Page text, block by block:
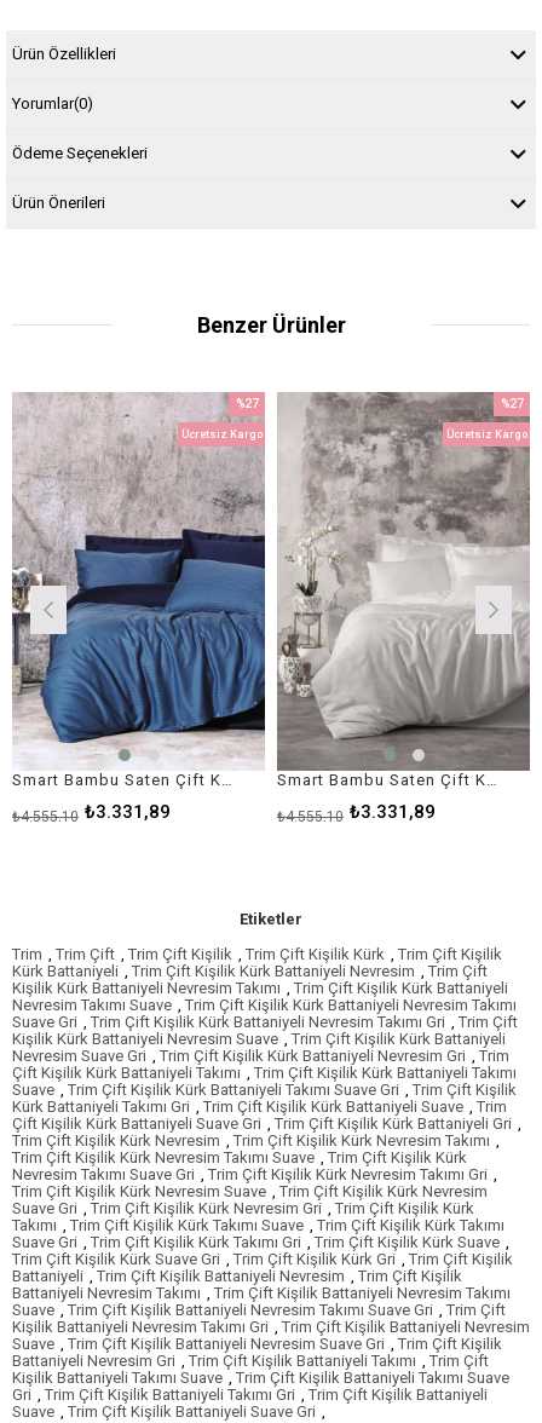
Ürün Özellikleri
Yorumlar(0)
Ödeme Seçenekleri
Ürün Önerileri
Benzer Ürünler
Smart Bambu Saten Çift Kişilik Nevresim Takımı Petrol
₺3.331,89
₺4.555,10
%27
İndirim
%27İndirim
Ücretsiz Kargo
Smart Bambu Saten Çift Kişilik Nevresim Takımı Beyaz
₺3.331,89
₺4.555,10
%27
İndirim
Ücretsiz Kargo
Etiketler
Trim , Trim Çift , Trim Çift Kişilik , Trim Çift Kişilik Kürk , Trim Çift Kişilik
Kürk Battaniyeli , Trim Çift Kişilik Kürk Battaniyeli Nevresim , Trim Çift
Kişilik Kürk Battaniyeli Nevresim Takımı , Trim Çift Kişilik Kürk Battaniyeli
Nevresim Takımı Suave , Trim Çift Kişilik Kürk Battaniyeli Nevresim Takımı
Suave Gri , Trim Çift Kişilik Kürk Battaniyeli Nevresim Takımı Gri , Trim Çift
Kişilik Kürk Battaniyeli Nevresim Suave , Trim Çift Kişilik Kürk Battaniyeli
Nevresim Suave Gri , Trim Çift Kişilik Kürk Battaniyeli Nevresim Gri , Trim
Çift Kişilik Kürk Battaniyeli Takımı , Trim Çift Kişilik Kürk Battaniyeli Takımı
Suave , Trim Çift Kişilik Kürk Battaniyeli Takımı Suave Gri , Trim Çift Kişilik
Kürk Battaniyeli Takımı Gri , Trim Çift Kişilik Kürk Battaniyeli Suave , Trim
Çift Kişilik Kürk Battaniyeli Suave Gri , Trim Çift Kişilik Kürk Battaniyeli Gri ,
Trim Çift Kişilik Kürk Nevresim , Trim Çift Kişilik Kürk Nevresim Takımı ,
Trim Çift Kişilik Kürk Nevresim Takımı Suave , Trim Çift Kişilik Kürk
Nevresim Takımı Suave Gri , Trim Çift Kişilik Kürk Nevresim Takımı Gri ,
Trim Çift Kişilik Kürk Nevresim Suave , Trim Çift Kişilik Kürk Nevresim
Suave Gri , Trim Çift Kişilik Kürk Nevresim Gri , Trim Çift Kişilik Kürk
Takımı , Trim Çift Kişilik Kürk Takımı Suave , Trim Çift Kişilik Kürk Takımı
Suave Gri , Trim Çift Kişilik Kürk Takımı Gri , Trim Çift Kişilik Kürk Suave ,
Trim Çift Kişilik Kürk Suave Gri , Trim Çift Kişilik Kürk Gri , Trim Çift Kişilik
Battaniyeli , Trim Çift Kişilik Battaniyeli Nevresim , Trim Çift Kişilik
Battaniyeli Nevresim Takımı , Trim Çift Kişilik Battaniyeli Nevresim Takımı
Suave , Trim Çift Kişilik Battaniyeli Nevresim Takımı Suave Gri , Trim Çift
Kişilik Battaniyeli Nevresim Takımı Gri , Trim Çift Kişilik Battaniyeli Nevresim
Suave , Trim Çift Kişilik Battaniyeli Nevresim Suave Gri , Trim Çift Kişilik
Battaniyeli Nevresim Gri , Trim Çift Kişilik Battaniyeli Takımı , Trim Çift
Kişilik Battaniyeli Takımı Suave , Trim Çift Kişilik Battaniyeli Takımı Suave
Gri , Trim Çift Kişilik Battaniyeli Takımı Gri , Trim Çift Kişilik Battaniyeli
Suave , Trim Çift Kişilik Battaniyeli Suave Gri ,